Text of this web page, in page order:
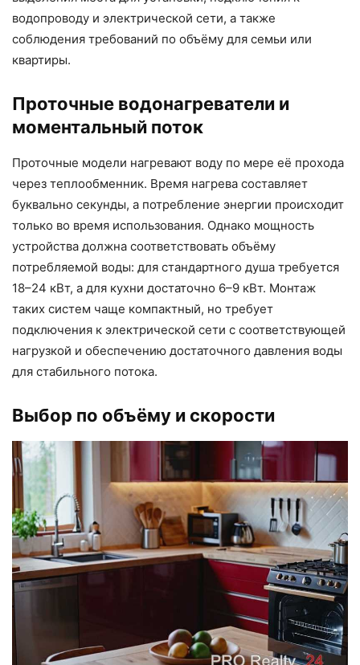
водопроводу и электрической сети, а также
соблюдения требований по объёму для семьи или
квартиры.
Проточные водонагреватели и
моментальный поток
Проточные модели нагревают воду по мере её прохода
через теплообменник. Время нагрева составляет
буквально секунды, а потребление энергии происходит
только во время использования. Однако мощность
устройства должна соответствовать объёму
потребляемой воды: для стандартного душа требуется
18–24 кВт, а для кухни достаточно 6–9 кВт. Монтаж
таких систем чаще компактный, но требует
подключения к электрической сети с соответствующей
нагрузкой и обеспечению достаточного давления воды
для стабильного потока.
Выбор по объёму и скорости